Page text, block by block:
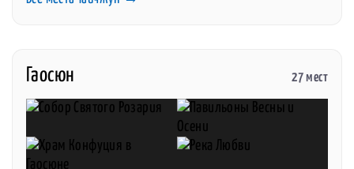
Гаосюн 27 мест